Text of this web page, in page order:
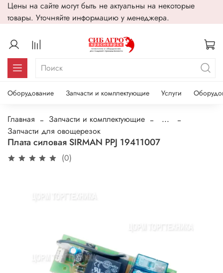
Цены на сайте могут быть не актуальны на некоторые
товары. Уточняйте информацию у менеджера.
Оборудование Запчасти и комплектующие Услуги
Главная Запчасти и комплектующие
...
Запчасти для овощерезок
Плата силовая SIRMAN PPJ 19411007
(0)